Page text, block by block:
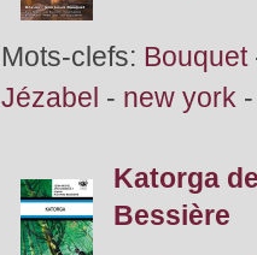
Mots-clefs: Bouquet
Jézabel - new york
Katorga
Bessière